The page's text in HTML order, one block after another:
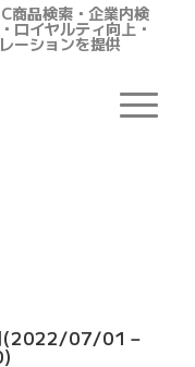
商品検索・企業内検
ロイヤルティ向上・
ーションを提供
(2022/07/01－